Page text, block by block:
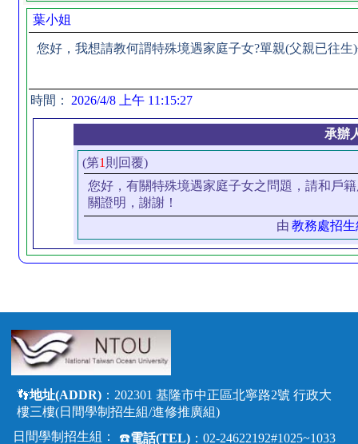
葉小姐
您好，我想請教何謂特殊境遇家庭子女?單親(父親已往生
時間： 2026/4/8 上午 11:15:27
承辦
(第1 則回覆)
您好，有關特殊境遇家庭子女之問題，請和戶
關證明，謝謝！
由 教務處招生
👣地址(ADDR) ：202301 基隆市中正區北寧路2號 行政大
樓三樓(日間學制招生組/進修推廣組)
日間學制招生組：
☎️電話(TEL) ：02-24622192#1025~1033